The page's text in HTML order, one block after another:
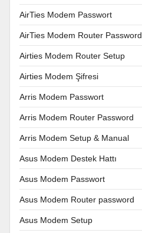
AirTies Modem Passwort
AirTies Modem Router Password
Airties Modem Router Setup
Airties Modem Şifresi
Arris Modem Passwort
Arris Modem Router Password
Arris Modem Setup & Manual
Asus Modem Destek Hattı
Asus Modem Passwort
Asus Modem Router password
Asus Modem Setup